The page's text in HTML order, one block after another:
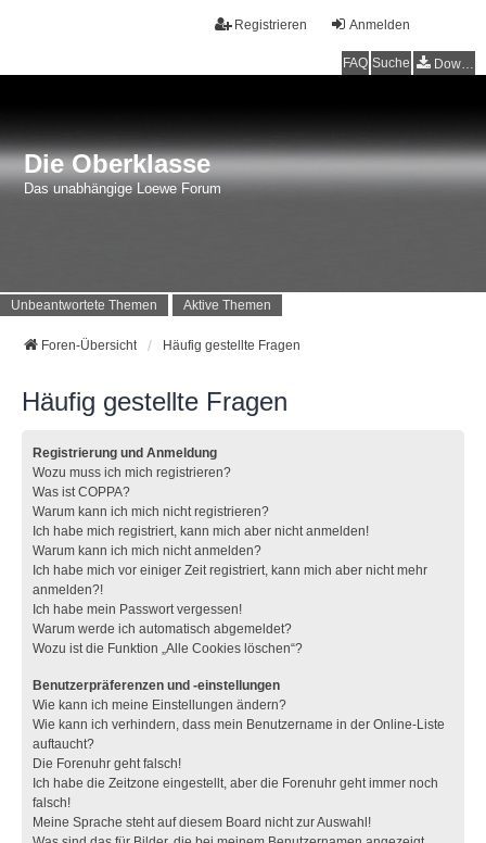
Anmelden
Registrieren
FAQ Suche Downloads
Die Oberklasse
Das unabhängige Loewe Forum
Unbeantwortete Themen Aktive Themen
Foren-Übersicht Häufig gestellte Fragen
Häufig gestellte Fragen
Registrierung und Anmeldung
Wozu muss ich mich registrieren?
Was ist COPPA?
Warum kann ich mich nicht registrieren?
Ich habe mich registriert, kann mich aber nicht anmelden!
Warum kann ich mich nicht anmelden?
Ich habe mich vor einiger Zeit registriert, kann mich aber nicht mehr
anmelden?!
Ich habe mein Passwort vergessen!
Warum werde ich automatisch abgemeldet?
Wozu ist die Funktion „Alle Cookies löschen“?
Benutzerpräferenzen und -einstellungen
Wie kann ich meine Einstellungen ändern?
Wie kann ich verhindern, dass mein Benutzername in der Online-Liste
auftaucht?
Die Forenuhr geht falsch!
Ich habe die Zeitzone eingestellt, aber die Forenuhr geht immer noch
falsch!
Meine Sprache steht auf diesem Board nicht zur Auswahl!